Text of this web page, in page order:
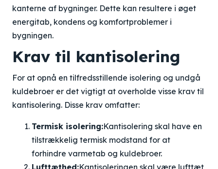
kanterne af bygninger. Dette kan resultere i øget
energitab, kondens og komfortproblemer i
bygningen.
Krav til kantisolering
For at opnå en tilfredsstillende isolering og undgå
kuldebroer er det vigtigt at overholde visse krav til
kantisolering. Disse krav omfatter:
Termisk isolering:Kantisolering skal have en
tilstrækkelig termisk modstand for at
forhindre varmetab og kuldebroer.
Lufttæthed:Kantisoleringen skal være lufttæt